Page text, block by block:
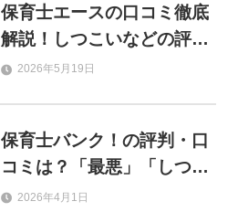
保育士エースの口コミ徹底
解説！しつこいなどの評判
やおすすめの人を解説
2026年5月19日
保育士バンク！の評判・口
コミは？「最悪」「しつこ
い」と言われる理由を徹底
2026年4月1日